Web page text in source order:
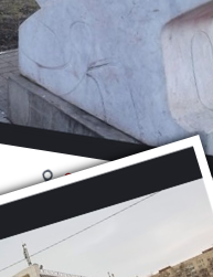
Стерлитамак